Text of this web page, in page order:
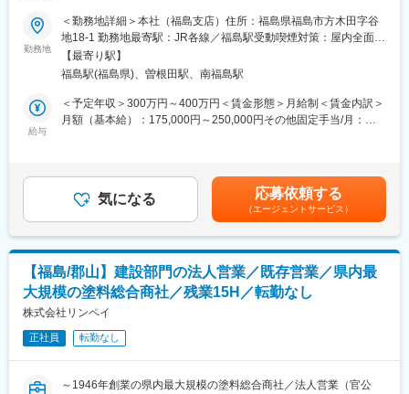
した。塗料の販売からスタート致しましたが、現在は3つの事業本
部に分かれ、販売事業本部では塗料・化成品・電子材料・設備機
器の販売、各種メンテナンス、建設事業本部では交通安全施設工
事、塗装・防水・防食各種工事請負等、製造事業本部では塗料の
調色を展開し、あらゆるニーズに対応しています。流通業者から
高付加価値志向の情報技術商社を目指すだけではなく、あらゆる
先端分野にも事業領域を拡大しています。当社は、総合アメニテ
して本当に必要なこれからを求め続けます。
お客様（官公庁／民間企業）に対し、提案、入札対応、見積もり
作成等をお任せいたします。
・お客様のニーズやインフラ計画のチェック
・社内外の調整や見積り作成・積算
・入札資料の作成、入札への参加
・施工管理、現場の立ち合い
・新規顧客開拓
■組織体制：
福島県内では営業は全体42名おります。規模にもよりますが営業
所は3名以上、支店だと8名以上の営業メンバーが在籍していま
■当社の特徴：「日常を染めあげ様々な空間を彩り次世代に続くコ
ミュニケーションをひろげるということ」。当社は1946年4月に
創業し、皆様方のお引き立てにより2016年に創業70周年を迎えま
した。塗料の販売からスタート致しましたが、現在は3つの事業本
部に分かれ、販売事業本部では塗料・化成品・電子材料・設備機
器の販売、各種メンテナンス、建設事業本部では交通安全施設工
事、塗装・防水・防食各種工事請負等、製造事業本部では塗料の
調色を展開し、あらゆるニーズに対応しています。流通業者から
勤務地
＜勤務地詳細＞本社（福島支店）住所：福島県福島市方木田字谷
地18-1 勤務地最寄駅：JR各線／福島駅受動喫煙対策：屋内全面禁
煙変更の範囲：会社の定める事業所
【最寄り駅】
福島駅(福島県)、曽根田駅、南福島駅
給与
＜予定年収＞300万円～400万円＜賃金形態＞月給制＜賃金内訳＞
月額（基本給）：175,000円～250,000円その他固定手当/月：
手当＞有＜給与補足＞※年齢、経験等を考慮したうえで条件提示致
します。■賞与：年2回 2.3ヶ月分（前年度実績）■昇給：年1回
賃金はあくまでも目安の金額であり、選考を通じて上下する可能
性があります。月給(月額)は固定手当を含めた表記です。
気になる 応募依頼する
（エージェントサービス）
【福島/郡山】建設部門の法人営業／既存営業／県内最
大規模の塗料総合商社／残業15H／転勤なし
株式会社リンペイ
正社員 転勤なし
～1946年創業の県内最大規模の塗料総合商社／法人営業（官公